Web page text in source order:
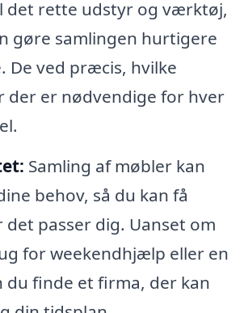
det rette udstyr og værktøj,
gøre samlingen hurtigere
De ved præcis, hvilke
der er nødvendige for hver
Samling af møbler kan
behov, så du kan få
passer dig. Uanset om
for weekendhjælp eller en
du finde et firma, der kan